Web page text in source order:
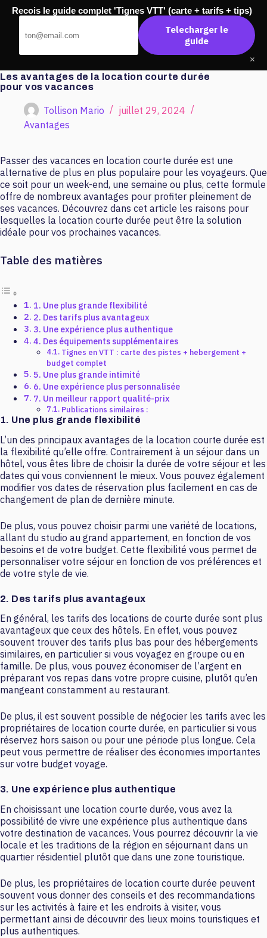
Passer
Les avantages de la location courte durée
pour vos vacances
Tollison Mario
juillet 29, 2024
Avantages
Passer des vacances en location courte durée est une
alternative de plus en plus populaire pour les voyageurs. Que
ce soit pour un week-end, une semaine ou plus, cette formule
offre de nombreux avantages pour profiter pleinement de
ses vacances. Découvrez dans cet article les raisons pour
lesquelles la location courte durée peut être la solution
idéale pour vos prochaines vacances.
Table des matières
1. Une plus grande flexibilité
2. Des tarifs plus avantageux
3. Une expérience plus authentique
4. Des équipements supplémentaires
Tignes en VTT : carte des pistes + hebergement +
budget complet
5. Une plus grande intimité
6. Une expérience plus personnalisée
7. Un meilleur rapport qualité-prix
Publications similaires :
1. Une plus grande flexibilité
L’un des principaux avantages de la location courte durée est
la flexibilité qu’elle offre. Contrairement à un séjour dans un
hôtel, vous êtes libre de choisir la durée de votre séjour et les
dates qui vous conviennent le mieux. Vous pouvez également
modifier vos dates de réservation plus facilement en cas de
changement de plan de dernière minute.
De plus, vous pouvez choisir parmi une variété de locations,
allant du studio au grand appartement, en fonction de vos
besoins et de votre budget. Cette flexibilité vous permet de
personnaliser votre séjour en fonction de vos préférences et
de votre style de vie.
2. Des tarifs plus avantageux
En général, les tarifs des locations de courte durée sont plus
avantageux que ceux des hôtels. En effet, vous pouvez
souvent trouver des tarifs plus bas pour des hébergements
similaires, en particulier si vous voyagez en groupe ou en
famille. De plus, vous pouvez économiser de l’argent en
préparant vos repas dans votre propre cuisine, plutôt qu’en
mangeant constamment au restaurant.
De plus, il est souvent possible de négocier les tarifs avec les
propriétaires de location courte durée, en particulier si vous
réservez hors saison ou pour une période plus longue. Cela
peut vous permettre de réaliser des économies importantes
sur votre budget voyage.
3. Une expérience plus authentique
En choisissant une location courte durée, vous avez la
possibilité de vivre une expérience plus authentique dans
votre destination de vacances. Vous pourrez découvrir la vie
locale et les traditions de la région en séjournant dans un
quartier résidentiel plutôt que dans une zone touristique.
De plus, les propriétaires de location courte durée peuvent
souvent vous donner des conseils et des recommandations
sur les activités à faire et les endroits à visiter, vous
permettant ainsi de découvrir des lieux moins touristiques et
plus authentiques.
Recois le guide complet 'Tignes VTT' (carte + tarifs + tips)
Telecharger le
guide
×